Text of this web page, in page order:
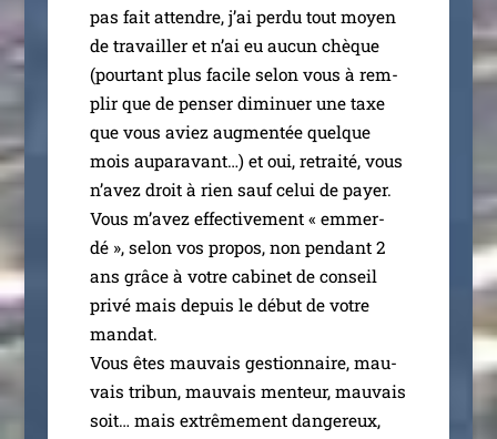
pas fait attendre, j’ai per­du tout moyen
de tra­vailler et n’ai eu aucun chèque
(pour­tant plus facile selon vous à rem­
plir que de pen­ser dimi­nuer une taxe
que vous aviez aug­men­tée quelque
mois aupa­ra­vant…) et oui, retrai­té, vous
n’avez droit à rien sauf celui de payer.
Vous m’avez effec­ti­ve­ment « emmer­
dé », selon vos pro­pos, non pen­dant 2
ans grâce à votre cabi­net de conseil
pri­vé mais depuis le début de votre
man­dat.
Vous êtes mau­vais ges­tion­naire, mau­
vais tri­bun, mau­vais men­teur, mau­vais
soit… mais extrê­me­ment dan­ge­reux,